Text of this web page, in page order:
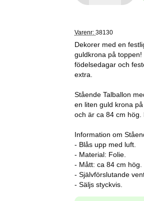
Varenr: 38130
Dekorer med en
guldkrona på
födelsedagar och
extra.
Stående Talballon
en liten guld krona
och är ca 84 cm hög.
Information om
- Blås upp med luft.
- Material: Folie.
- Mått: ca 84 cm hög.
- Självförslutande
- Säljs styckvis.